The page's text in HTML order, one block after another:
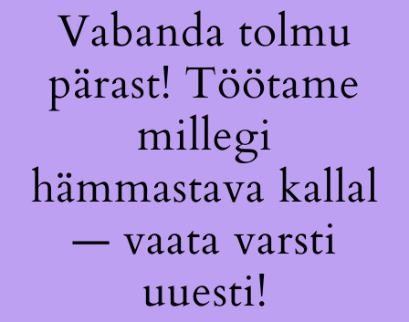
Vabanda tolmu
pärast! Töötame
millegi
hämmastava kallal
— vaata varsti
uuesti!